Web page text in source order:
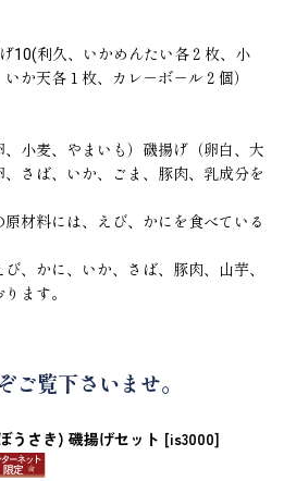
10(利久、いかめんたい各２枚、小
か天各１枚、カレ－ボ－ル２個）
小麦、やまいも）磯揚げ（卵白、大
さば、いか、ごま、豚肉、乳成分を
材料には、えび、かにを食べている
、かに、いか、さば、豚肉、山芋、
ます。
ご覧下さいませ。
うさき) 磯揚げセット [is3000]